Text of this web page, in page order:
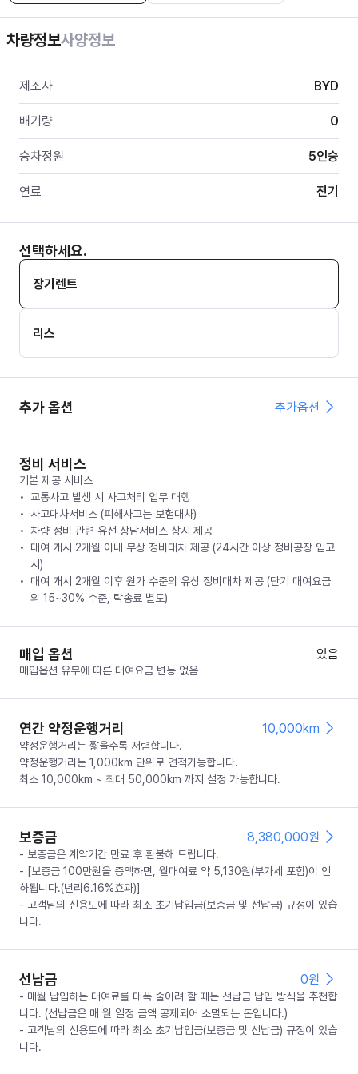
차량정보사양정보
제조사 BYD
배기량 0
승차정원 5인승
연료 전기
선택하세요.
장기렌트
리스
추가 옵션 추가옵션
정비 서비스
기본 제공 서비스
교통사고 발생 시 사고처리 업무 대행
사고대차서비스 (피해사고는 보험대차)
차량 정비 관련 유선 상담서비스 상시 제공
대여 개시 2개월 이내 무상 정비대차 제공 (24시간 이상 정비공장 입고
시)
대여 개시 2개월 이후 원가 수준의 유상 정비대차 제공 (단기 대여요금
의 15~30% 수준, 탁송료 별도)
매입 옵션 있음
매입옵션 유무에 따른 대여요금 변동 없음
연간 약정운행거리 10,000km
약정운행거리는 짧을수록 저렴합니다.
약정운행거리는 1,000km 단위로 견적가능합니다.
최소 10,000km ~ 최대 50,000km 까지 설정 가능합니다.
보증금 8,380,000원
- 보증금은 계약기간 만료 후 환불해 드립니다.
- [보증금 100만원을 증액하면, 월대여료 약 5,130원(부가세 포함)이 인
하됩니다.(년리6.16%효과)]
- 고객님의 신용도에 따라 최소 초기납입금(보증금 및 선납금) 규정이 있습
니다.
선납금 0원
- 매월 납입하는 대여료를 대폭 줄이려 할 때는 선납금 납입 방식을 추천합
니다. (선납금은 매 월 일정 금액 공제되어 소멸되는 돈입니다.)
- 고객님의 신용도에 따라 최소 초기납입금(보증금 및 선납금) 규정이 있습
니다.